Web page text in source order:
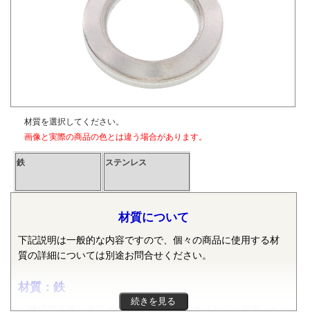
材質を選択してください。
画像と実際の商品の色とは違う場合があります。
鉄 ステンレス
材質について
下記説明は一般的な内容ですので、個々の商品に使用する材
質の詳細については別途お問合せください。
材質：鉄
機械部品等に使用される鉄は純粋な鉄ではなく、炭素・ケ
続きを見る